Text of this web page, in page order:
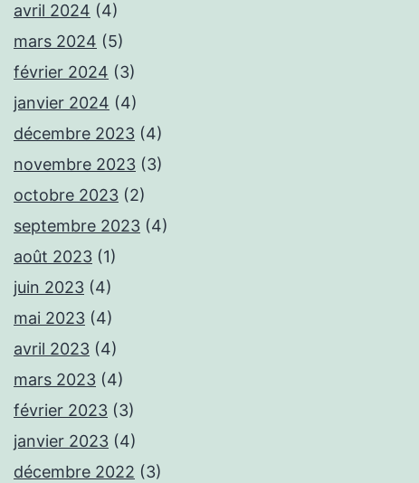
avril 2024 (4)
mars 2024 (5)
février 2024 (3)
janvier 2024 (4)
décembre 2023 (4)
novembre 2023 (3)
octobre 2023 (2)
septembre 2023 (4)
août 2023 (1)
juin 2023 (4)
mai 2023 (4)
avril 2023 (4)
mars 2023 (4)
février 2023 (3)
janvier 2023 (4)
décembre 2022 (3)